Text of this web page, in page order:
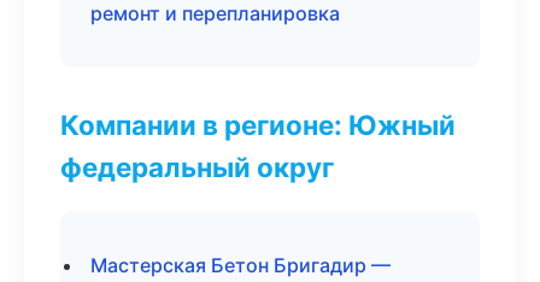
ремонт и перепланировка
Компании в регионе: Южный
федеральный округ
Мастерская Бетон Бригадир —